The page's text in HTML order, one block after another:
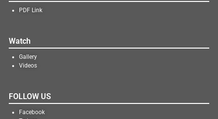
PDF Link
Watch
Gallery
Videos
FOLLOW US
Facebook